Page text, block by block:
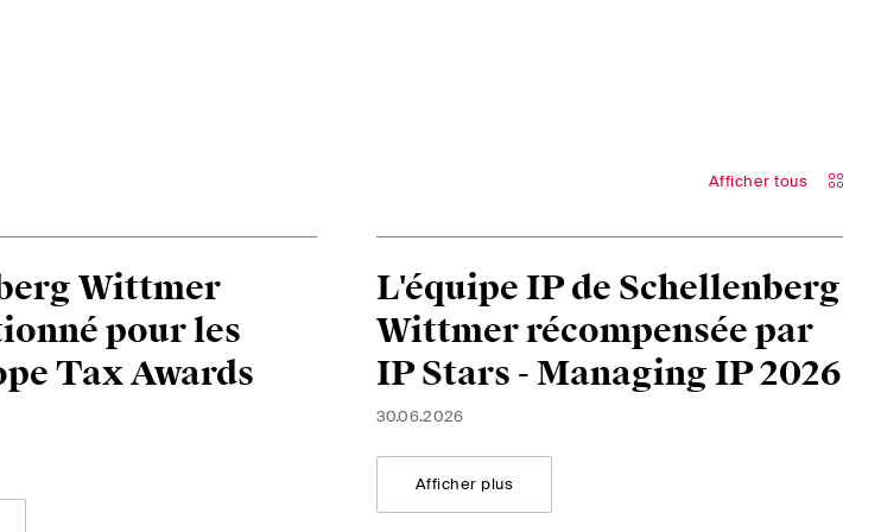
Afficher tous
Wittmer
pour les
Tax Awards
L'équipe IP de Schellenberg
Wittmer récompensée par
IP Stars - Managing IP 2026
30.06.2026
Afficher plus